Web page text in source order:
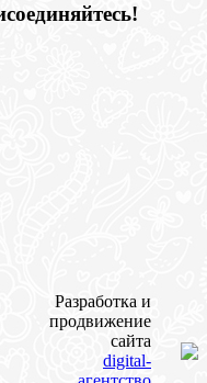
Разработка и
продвижение
сайта
digital-